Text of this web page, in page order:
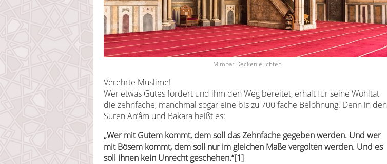
Mimbar Deckenleuchten
Verehrte Muslime!
Wer etwas Gutes fördert und ihm den Weg bereitet, erhält für seine Wohltat
die zehnfache, manchmal sogar eine bis zu 700 fache Belohnung. Denn in den
Suren An’âm und Bakara heißt es:
„Wer mit Gutem kommt, dem soll das Zehnfache gegeben werden. Und wer
mit Bösem kommt, dem soll nur im gleichen Maße vergolten werden. Und es
soll ihnen kein Unrecht geschehen.“[1]